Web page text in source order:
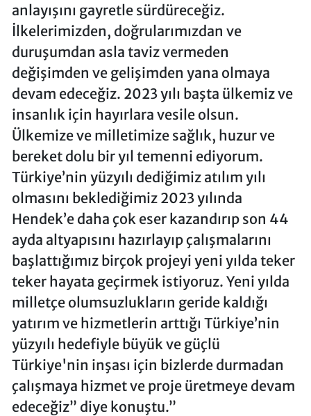
anlayışını gayretle sürdüreceğiz.
İlkelerimizden, doğrularımızdan ve
duruşumdan asla taviz vermeden
değişimden ve gelişimden yana olmaya
devam edeceğiz. 2023 yılı başta ülkemiz ve
insanlık için hayırlara vesile olsun.
Ülkemize ve milletimize sağlık, huzur ve
bereket dolu bir yıl temenni ediyorum.
Türkiye’nin yüzyılı dediğimiz atılım yılı
olmasını beklediğimiz 2023 yılında
Hendek’e daha çok eser kazandırıp son 44
ayda altyapısını hazırlayıp çalışmalarını
başlattığımız birçok projeyi yeni yılda teker
teker hayata geçirmek istiyoruz. Yeni yılda
milletçe olumsuzlukların geride kaldığı
yatırım ve hizmetlerin arttığı Türkiye’nin
yüzyılı hedefiyle büyük ve güçlü
Türkiye'nin inşası için bizlerde durmadan
çalışmaya hizmet ve proje üretmeye devam
edeceğiz” diye konuştu.”